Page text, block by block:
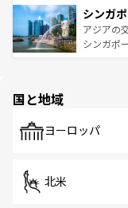
参照して
激する。
が待って
た文化、
み、どこ
ており、
うな絶景
シンガ
アジアの
シンガポ
で、ホー
国と地域
ヨーロッパ
北米